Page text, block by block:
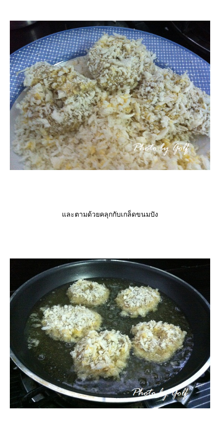
ละตามด้วยคลุกกับเกล็ดขนมปัง